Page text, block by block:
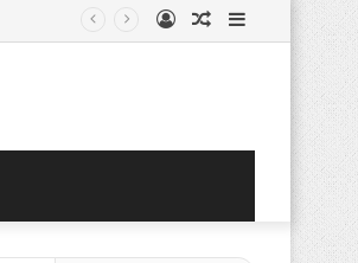
Kenar
Bölmesi
Rastgele
Kayıt